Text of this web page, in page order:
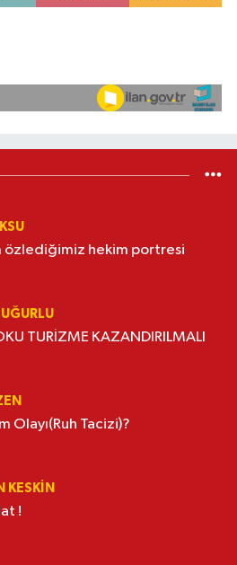
özlediğimiz hekim portresi
TURİZME KAZANDIRILMALI
Olayı(Ruh Tacizi)?
KESKİN
!